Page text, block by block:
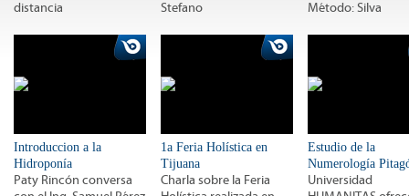
distancia
Stefano
Método: Silva
Introduccion a la
Hidroponía
Paty Rincón conversa
1a Feria Holística en
Tijuana
Charla sobre la Feria
Estudio de la
Numerología
Universidad